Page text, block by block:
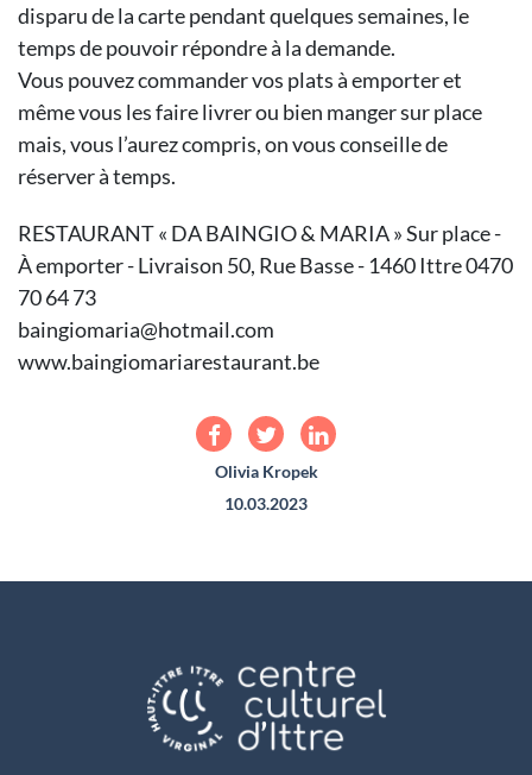
disparu de la carte pendant quelques semaines, le
temps de pouvoir répondre à la demande.
Vous pouvez commander vos plats à emporter et
même vous les faire livrer ou bien manger sur place
mais, vous l’aurez compris, on vous conseille de
réserver à temps.
RESTAURANT « DA BAINGIO & MARIA » Sur place -
À emporter - Livraison 50, Rue Basse - 1460 Ittre 0470
70 64 73
baingiomaria@hotmail.com
www.baingiomariarestaurant.be
Olivia Kropek
10.03.2023